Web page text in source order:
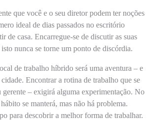
que você e o seu diretor podem ter noções
ideal de dias passados no escritório
de casa. Encarregue-se de discutir as suas
nunca se torne um ponto de discórdia.
de trabalho híbrido será uma aventura – e
Encontrar a rotina de trabalho que se
gerente – exigirá alguma experimentação. No
se manterá, mas não há problema.
para descobrir a melhor forma de trabalhar.